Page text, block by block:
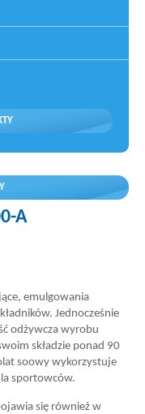
A
emulgowania
Jednocześnie
odżywcza wyrobu
składzie ponad 90
soowy wykorzystuje
sportowców.
się również w